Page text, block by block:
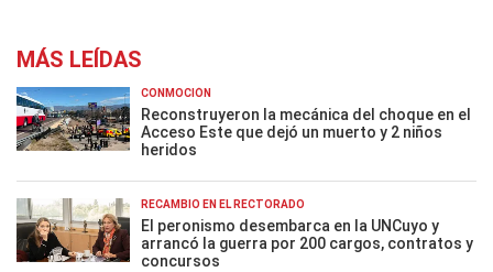
MÁS LEÍDAS
CONMOCIÓN
Reconstruyeron la mecánica del choque en el
Acceso Este que dejó un muerto y 2 niños
heridos
RECAMBIO EN EL RECTORADO
El peronismo desembarca en la UNCuyo y
arrancó la guerra por 200 cargos, contratos y
concursos